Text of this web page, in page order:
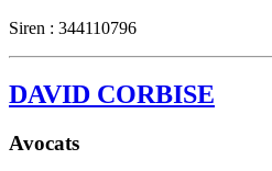
Siren : 344110796
DAVID CORBISE
Avocats